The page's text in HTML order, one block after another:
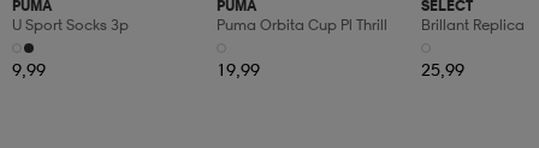
PUMA
U Sport Socks 3p
9,99
PUMA
Puma Orbita Cup Pl Thrill
19,99
SELECT
Brillant Replica
25,99